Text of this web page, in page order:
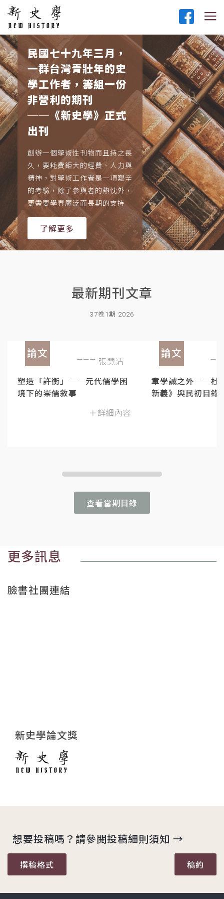
民國七十九年三月，
一群台灣青壯年的史
學工作者，籌組一份
非營利的期刊
──《新史學》正式
出刊
創辦一個學術性刊物而且持之長
久，要耗費鉅大的經費、人力與
精神，對學術工作者是一項艱辛
的考驗，除了參與者的熱忱外，
更需要學界廣泛而長期的支持
了解更多
最新期刊文章
37卷1期 2026
論文
張慧清
塑造「許衡」──元代儒學困
境下的崇儒敘事
＋詳細內容
論文
章學誠之外──杜
新義》與民初目錄
查看當期目錄
更多訊息
臉書社團連結
新史學論文獎
想要投稿嗎？請參閱投稿細則須知 →
撰稿格式 稿約